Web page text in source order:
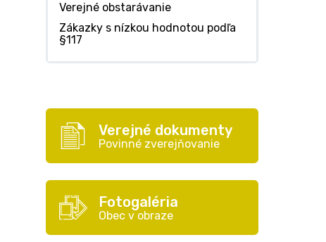
Verejné obstarávanie
Zákazky s nízkou hodnotou podľa
§117
Verejné dokumenty
Povinné zverejňovanie
Fotogaléria
Obec v obraze